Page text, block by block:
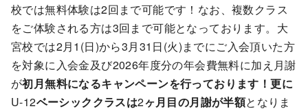
校では無料体験は2回まで可能です！なお、複数クラス
をご体験される方は3回まで可能となっております。大
宮校では2月1(日)から3月31日(火)までにご入会頂いた方
を対象に入会金及び2026年度分の年会費無料に加え月謝
が初月無料になるキャンペーンを行っております！更に
U-12ベーシッククラスは2ヶ月目の月謝が半額となりま